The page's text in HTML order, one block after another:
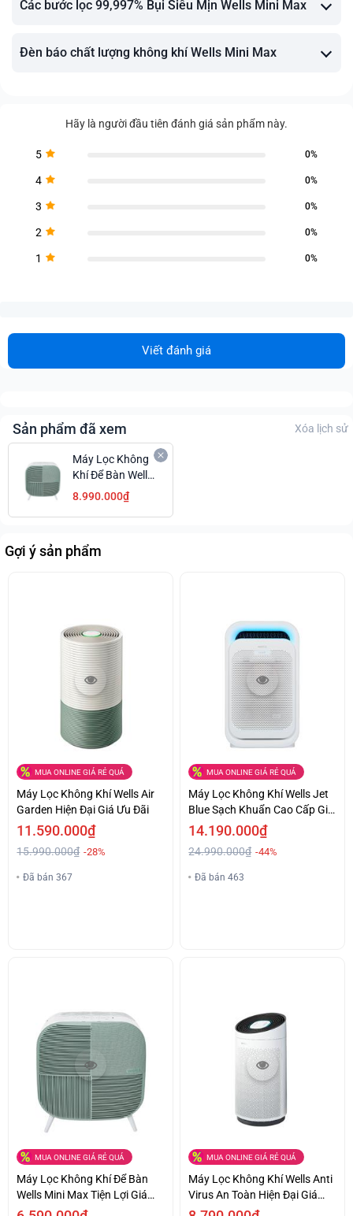
Các bước lọc 99,997% Bụi Siêu Mịn Wells Mini Max
Đèn báo chất lượng không khí Wells Mini Max
Hãy là người đầu tiên đánh giá sản phẩm này.
5 0%
4 0%
3 0%
2 0%
1 0%
Viết đánh giá
Sản phẩm đã xem Xóa lịch sử
Máy Lọc Không
Khí Để Bàn Wells
Mini Max Tiện
Lợi Giá Hấp Dẫn
8.990.000₫
Gợi ý sản phẩm
MUA ONLINE GIÁ RẺ QUÁ
Máy Lọc Không Khí Wells Air
Garden Hiện Đại Giá Ưu Đãi
11.590.000₫
15.990.000₫ -28%
Đã bán 367
MUA ONLINE GIÁ RẺ QUÁ
Máy Lọc Không Khí Wells Jet
Blue Sạch Khuẩn Cao Cấp Giá
Êm Ái
14.190.000₫
24.990.000₫ -44%
Đã bán 463
MUA ONLINE GIÁ RẺ QUÁ
Máy Lọc Không Khí Để Bàn
Wells Mini Max Tiện Lợi Giá
Hấp Dẫn
MUA ONLINE GIÁ RẺ QUÁ
Máy Lọc Không Khí Wells Anti
Virus An Toàn Hiện Đại Giá
Hấp Dẫn